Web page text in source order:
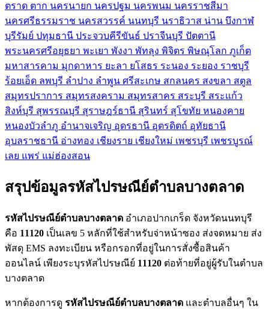
ตราด ตาก นครนายก นครปฐม นครพนม นครราชสีมา
นครศรีธรรมราช นครสวรรค์ นนทบุรี นราธิวาส น่าน บึงกาฬ
บุรีรัมย์ ปทุมธานี ประจวบคีรีขันธ์ ปราจีนบุรี ปัตตานี
พระนครศรีอยุธยา พะเยา พังงา พัทลุง พิจิตร พิษณุโลก ภูเก็ต
มหาสารคาม มุกดาหาร ยะลา ยโสธร ระนอง ระยอง ราชบุรี
ร้อยเอ็ด ลพบุรี ลำปาง ลำพูน ศรีสะเกษ สกลนคร สงขลา สตูล
สมุทรปราการ สมุทรสงคราม สมุทรสาคร สระบุรี สระแก้ว
สิงห์บุรี สุพรรณบุรี สุราษฎร์ธานี สุรินทร์ สุโขทัย หนองคาย
หนองบัวลำภู อำนาจเจริญ อุดรธานี อุตรดิตถ์ อุทัยธานี
อุบลราชธานี อ่างทอง เชียงราย เชียงใหม่ เพชรบุรี เพชรบูรณ์
เลย แพร่ แม่ฮ่องสอน
สรุปข้อมูลรหัสไปรษณีย์ตำบลบางตลาด
รหัสไปรษณีย์ตำบลบางตลาด อำเภอปากเกร็ด จังหวัดนนทบุรี
คือ 11120 เป็นเลข 5 หลักที่ใช้สำหรับจ่าหน้าซอง ส่งจดหมาย ส่ง
พัสดุ EMS ลงทะเบียน หรือกรอกที่อยู่ในการสั่งซื้อสินค้า
ออนไลน์ เพียงระบุรหัสไปรษณีย์ 11120 ต่อท้ายที่อยู่ผู้รับในตำบล
บางตลาด
หากต้องการดู รหัสไปรษณีย์ตำบลบางตลาด และตำบลอื่นๆ ใน